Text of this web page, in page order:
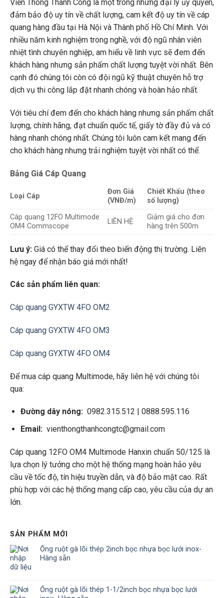
Viễn Thông Thành Công là một trong những đại lý ủy quyền,
đảm bảo độ uy tín về chất lượng, cam kết độ uy tín về cáp
quang hàng đầu tại Hà Nội và Thành phố Hồ Chí Minh. Với
nhiều năm kinh nghiệm trong nghề, với độ ngũ nhân viên
nhiệt tình chuyên nghiệp, am hiểu về linh vực sẽ đem đến
khách hàng nhưng sản phẩm chất lượng tuyệt vời nhất. Bên
cạnh đó chúng tôi còn có đội ngũ kỹ thuật chuyên hỗ trợ
dịch vụ thi công lắp đặt nhanh chóng và hoàn hảo nhất.
Với tiêu chí đem đến cho khách hàng nhưng sản phẩm chất
lượng, chính hãng, đạt chuẩn quốc tế, giấy tờ đầy đủ và có
hàng nhanh chóng nhất. Chúng tôi luôn cam kết mang đến
cho khách hàng nhưng trải nghiệm tuyệt vời nhất có thể.
Bảng Giá Cáp Quang
Loại Cáp
Đơn Giá
(VNĐ/m)
Chiết Khấu (theo
số lượng)
Cáp quang 12FO Multimode
OM4 Commscope
LIÊN HỆ
Giảm giá cho đơn
hàng trên 500m
Lưu ý:Giá có thể thay đổi theo biến động thị trường. Liên
hệ ngay để nhận báo giá mới nhất!
Các sản phẩm liên quan:
Cáp quang GYXTW 4FO OM2
Cáp quang GYXTW 4FO OM3
Cáp quang GYXTW 4FO OM4
Để mua cáp quang Multimode, hãy liên hệ với chúng tôi
qua:
Đường dây nóng:0982.315.512 | 0888.595.116
Email:vienthongthanhcongtc@gmail.com
Cáp quang 12FO OM4 Multimode Hanxin chuẩn 50/125 là
lựa chọn lý tưởng cho một hệ thống mạng hoàn hảo yêu
cầu về tốc độ, tín hiệu truyền dẫn, và độ bảo mật cao. Rất
phù hợp với các hệ thống mạng cấp cao, yêu cầu của dự an
lớn.
SẢN PHẨM MỚI
Ống ruột gà lõi thép 2inch bọc nhựa bọc lưới inox-
Hàng sẵn
Ống ruột gà lõi thép 1-1/2inch bọc nhựa bọc lưới